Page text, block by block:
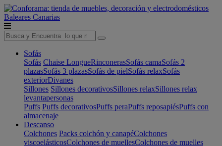
Baleares Canarias
Sofás
Sofás Chaise LongueRinconerasSofás camaSofás 2
plazasSofás 3 plazasSofás de pielSofás relaxSofás
exteriorDivanes
Sillones Sillones decorativosSillones relaxSillones relax
levantapersonas
Puffs Puffs decorativosPuffs peraPuffs reposapiésPuffs con
almacenaje
Descanso
Colchones Packs colchón y canapéColchones
viscoelásticosColchones de muellesColchones de muelles